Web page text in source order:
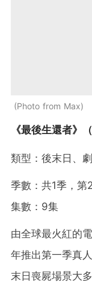
Photo from Max
《最後生還者》
類型：後末日、
季數：共1季，第
集數：9集
由全球最火紅的
年推出第一季真
末日喪屍場景大